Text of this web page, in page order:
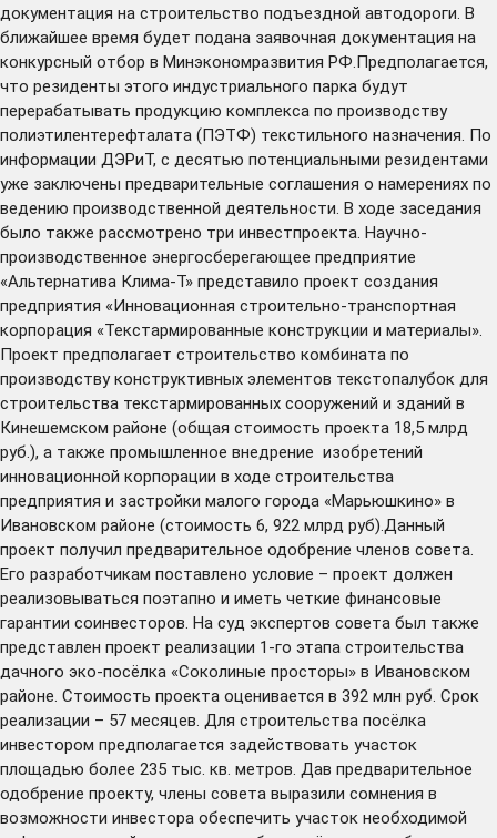
документация на строительство подъездной автодороги. В
ближайшее время будет подана заявочная документация на
конкурсный отбор в Минэкономразвития РФ.Предполагается,
что резиденты этого индустриального парка будут
перерабатывать продукцию комплекса по производству
полиэтилентерефталата (ПЭТФ) текстильного назначения. По
информации ДЭРиТ, с десятью потенциальными резидентами
уже заключены предварительные соглашения о намерениях по
ведению производственной деятельности. В ходе заседания
было также рассмотрено три инвестпроекта. Научно-
производственное энергосберегающее предприятие
«Альтернатива Клима-Т» представило проект создания
предприятия «Инновационная строительно-транспортная
корпорация «Текстармированные конструкции и материалы».
Проект предполагает строительство комбината по
производству конструктивных элементов текстопалубок для
строительства текстармированных сооружений и зданий в
Кинешемском районе (общая стоимость проекта 18,5 млрд
руб.), а также промышленное внедрение изобретений
инновационной корпорации в ходе строительства
предприятия и застройки малого города «Марьюшкино» в
Ивановском районе (стоимость 6, 922 млрд руб).Данный
проект получил предварительное одобрение членов совета.
Его разработчикам поставлено условие – проект должен
реализовываться поэтапно и иметь четкие финансовые
гарантии соинвесторов. На суд экспертов совета был также
представлен проект реализации 1-го этапа строительства
дачного эко-посёлка «Соколиные просторы» в Ивановском
районе. Стоимость проекта оценивается в 392 млн руб. Срок
реализации – 57 месяцев. Для строительства посёлка
инвестором предполагается задействовать участок
площадью более 235 тыс. кв. метров. Дав предварительное
одобрение проекту, члены совета выразили сомнения в
возможности инвестора обеспечить участок необходимой